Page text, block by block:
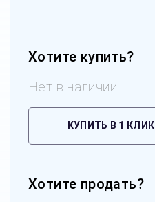
Хотите купить?
Нет в наличии
КУПИТЬ В 1 КЛИК
Хотите продать?